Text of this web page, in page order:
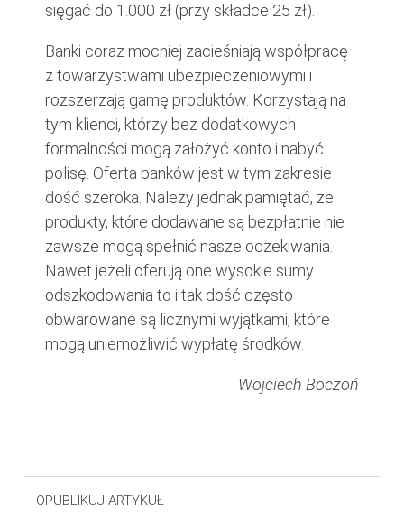
sięgać do 1.000 zł (przy składce 25 zł).
Banki coraz mocniej zacieśniają współpracę
z towarzystwami ubezpieczeniowymi i
rozszerzają gamę produktów. Korzystają na
tym klienci, którzy bez dodatkowych
formalności mogą założyć konto i nabyć
polisę. Oferta banków jest w tym zakresie
dość szeroka. Należy jednak pamiętać, że
produkty, które dodawane są bezpłatnie nie
zawsze mogą spełnić nasze oczekiwania.
Nawet jeżeli oferują one wysokie sumy
odszkodowania to i tak dość często
obwarowane są licznymi wyjątkami, które
mogą uniemożliwić wypłatę środków.
Wojciech Boczoń
OPUBLIKUJ ARTYKUŁ